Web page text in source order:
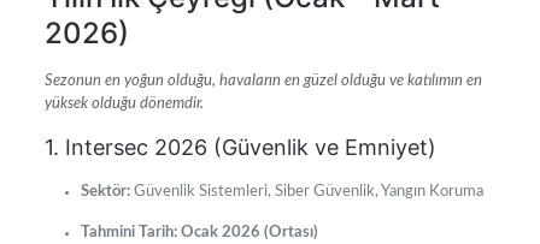
2026)
Sezonun en yoğun olduğu, havaların en güzel olduğu ve katılımın en
yüksek olduğu dönemdir.
1. Intersec 2026 (Güvenlik ve Emniyet)
Sektör:Güvenlik Sistemleri, Siber Güvenlik, Yangın Koruma
Tahmini Tarih: Ocak 2026 (Ortası)